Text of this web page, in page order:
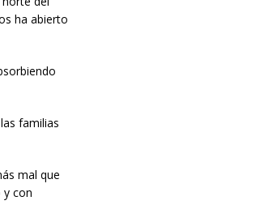
ha abierto
familias
mal que
y con